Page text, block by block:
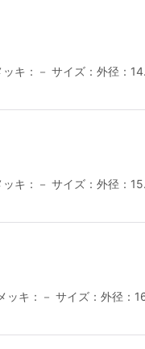
キ：－ サイズ：外径：
キ：－ サイズ：外径：
キ：－ サイズ：外径